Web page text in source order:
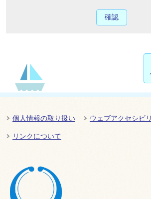
確認
個人情報の取り扱い ウェブアクセシビ
リンクについて